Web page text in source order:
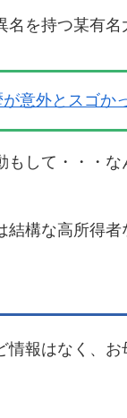
を持つ某有名
意外とスゴか
して・・・
構な高所得者
報はなく、